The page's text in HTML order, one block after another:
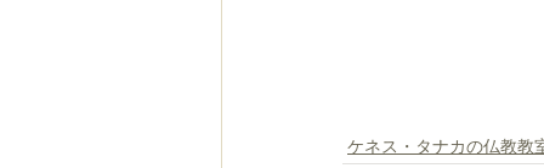
ケネス・タナカの仏教教